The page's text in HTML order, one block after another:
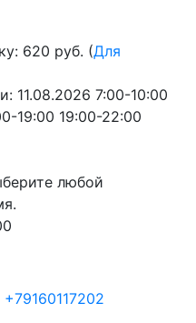
620 руб. (Для
11.08.2026 7:00-10:00
19:00 19:00-22:00
любой
+79160117202